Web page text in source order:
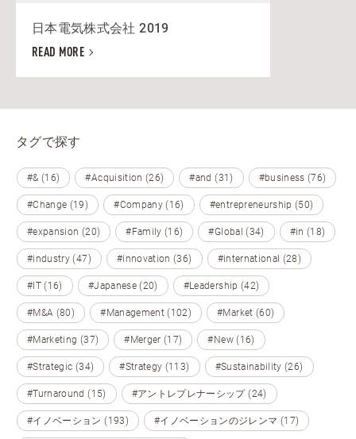
日本電気株式会社 2019
READ MORE
タグで探す
#& (16) #Acquisition (26) #and (31) #business (76)
#Change (19) #Company (16) #entrepreneurship (50)
#expansion (20) #Family (16) #Global (34) #in (18)
#industry (47) #innovation (36) #international (28)
#IT (16) #Japanese (20) #Leadership (42)
#M&A (80) #Management (102) #Market (60)
#Marketing (37) #Merger (17) #New (16)
#Strategic (34) #Strategy (113) #Sustainability (26)
#Turnaround (15) #アントレプレナーシップ (24)
#イノベーション (193) #イノベーションのジレンマ (17)